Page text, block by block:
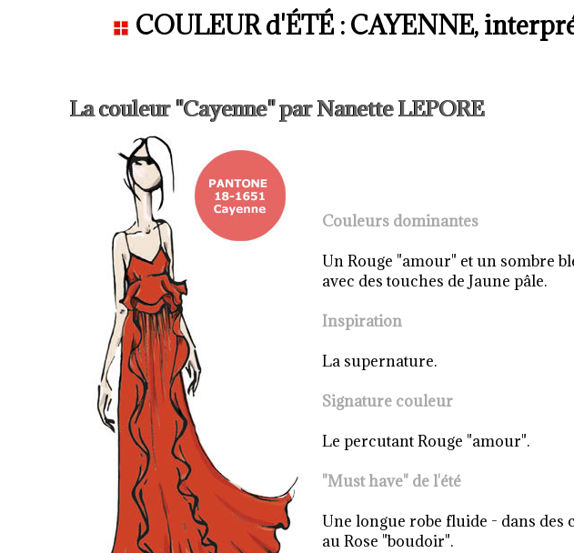
COULEUR d'ÉTÉ : CAYENNE,
La couleur "Cayenne" par Nanette LEPORE
Couleurs dominantes
Un Rouge "amour" et un sombre
avec des touches de Jaune pâle.
Inspiration
La supernature.
Signature couleur
Le percutant Rouge "amour".
"Must have" de l'été
Une longue robe fluide - dans des
au Rose "boudoir".